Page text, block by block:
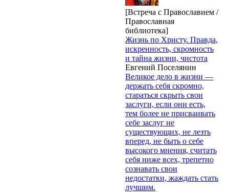
[Встреча с Православием /
Православная
библиотека]
Жизнь по Христу. Правда,
искренность, скромность
и тайна жизни, чистота
Евгений Поселянин
Великое дело в жизни —
держать себя скромно,
стараться скрыть свои
заслуги, если они есть,
тем более не присваивать
себе заслуг не
существующих, не лезть
вперед, не быть о себе
высокого мнения, считать
себя ниже всех, трепетно
сознавать свои
недостатки, жаждать стать
лучшим.